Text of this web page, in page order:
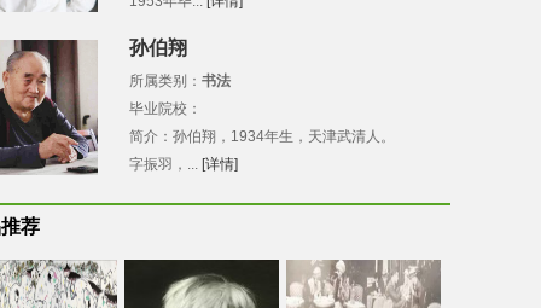
孙伯翔
所属类别： 书法
毕业院校：
简介：孙伯翔，1934年生，天津武清人。
字振羽，... [详情]
荐